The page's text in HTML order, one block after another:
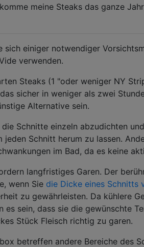
meine Steaks das ganze
sich einiger notwendiger
verwenden.
Steaks (1 "oder weniger NY
sicher in weniger als zwei
Alternative sein.
Schnitte einzeln abzudichten
jeden Schnitt herum zu lassen.
im Bad, da es keine
langfristiges Garen. Der
wenn Sie die Dicke eines Schnitts
zu gewährleisten. Da kühlere
es sein, dass sie die gewünschte
Stück Fleisch richtig zu garen.
betreffen andere Bereiche des